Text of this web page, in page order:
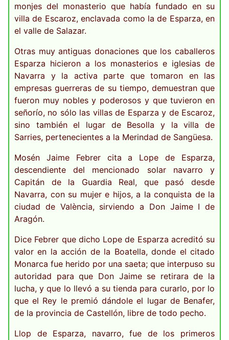
monjes del monasterio que había fundado en su
villa de Escaroz, enclavada como la de Esparza, en
el valle de Salazar.
Otras muy antiguas donaciones que los caballeros
Esparza hicieron a los monasterios e iglesias de
Navarra y la activa parte que tomaron en las
empresas guerreras de su tiempo, demuestran que
fueron muy nobles y poderosos y que tuvieron en
señorío, no sólo las villas de Esparza y de Escaroz,
sino también el lugar de Besolla y la villa de
Sarries, pertenecientes a la Merindad de Sangüesa.
Mosén Jaime Febrer cita a Lope de Esparza,
descendiente del mencionado solar navarro y
Capitán de la Guardia Real, que pasó desde
Navarra, con su mujer e hijos, a la conquista de la
ciudad de València, sirviendo a Don Jaime I de
Aragón.
Dice Febrer que dicho Lope de Esparza acreditó su
valor en la acción de la Boatella, donde el citado
Monarca fue herido por una saeta; que interpuso su
autoridad para que Don Jaime se retirara de la
lucha, y que lo llevó a su tienda para curarlo, por lo
que el Rey le premió dándole el lugar de Benafer,
de la provincia de Castellón, libre de todo pecho.
Llop de Esparza, navarro, fue de los primeros